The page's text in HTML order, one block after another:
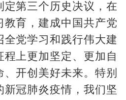
定第三个历史决议，在
教育，建成中国共产党
全党学习和践行伟大建
程上更加坚定、更加自
开创美好未来。特别
新冠肺炎疫情，我们坚